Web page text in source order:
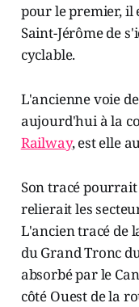
pour le premier,
Saint-Jérôme de
cyclable.
L'ancienne voie
aujourd'hui à la
Railway, est elle
Son tracé
relierait les
L'ancien tracé de
du Grand Tronc
absorbé par le
côté Ouest de la